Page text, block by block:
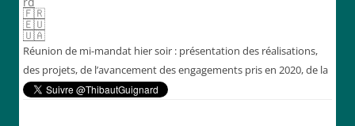
Réunion de mi-mandat hier soir : présentation des réalisations,
des projets, de l’avancement des engagements pris en 2020, de la
situation financière de la commune et échanges constructifs. ￼